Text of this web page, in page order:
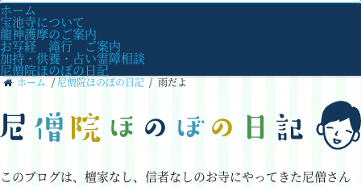
ホーム
宝池寺について
龍神護摩のご案内
お写経 滝行 ご案内
加持・供養・占い霊障相談
尼僧院ほのぼの日記
ホーム / 尼僧院ほのぼの日記 / 雨だよ
このブログは、檀家なし、信者なしのお寺にやってきた尼僧さん